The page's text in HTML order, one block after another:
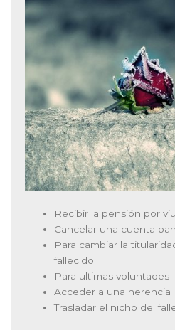
Recibir la pensión por
Cancelar una cuenta
Para cambiar la
fallecido
Para ultimas voluntades
Acceder a una herencia
Trasladar el nicho del